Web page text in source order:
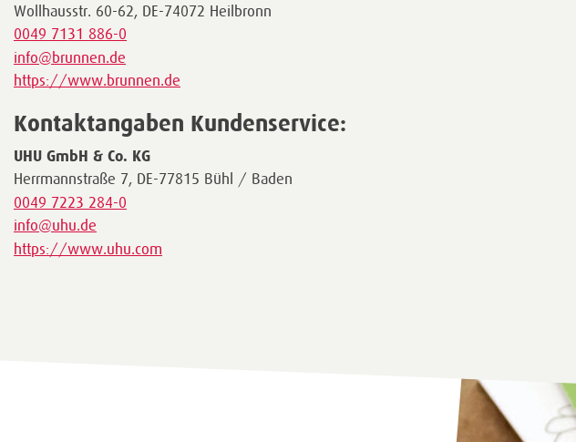
Wollhausstr. 60-62, DE-74072 Heilbronn
0049 7131 886-0
info@brunnen.de
https://www.brunnen.de
Kontaktangaben Kundenservice:
UHU GmbH & Co. KG
Herrmannstraße 7, DE-77815 Bühl / Baden
0049 7223 284-0
info@uhu.de
https://www.uhu.com